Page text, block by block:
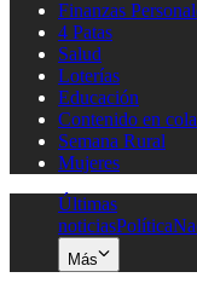
Finanzas
4 Patas
Salud
Loterías
Educación
Contenido en
Semana Rural
Mujeres
Últimas
noticiasPolítica
Más